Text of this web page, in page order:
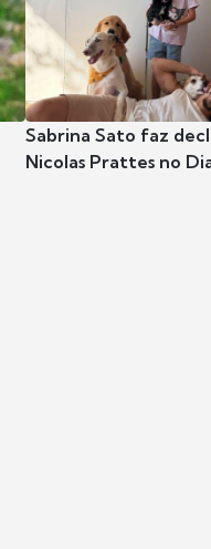
Sabrina Sato faz
Nicolas Prattes no